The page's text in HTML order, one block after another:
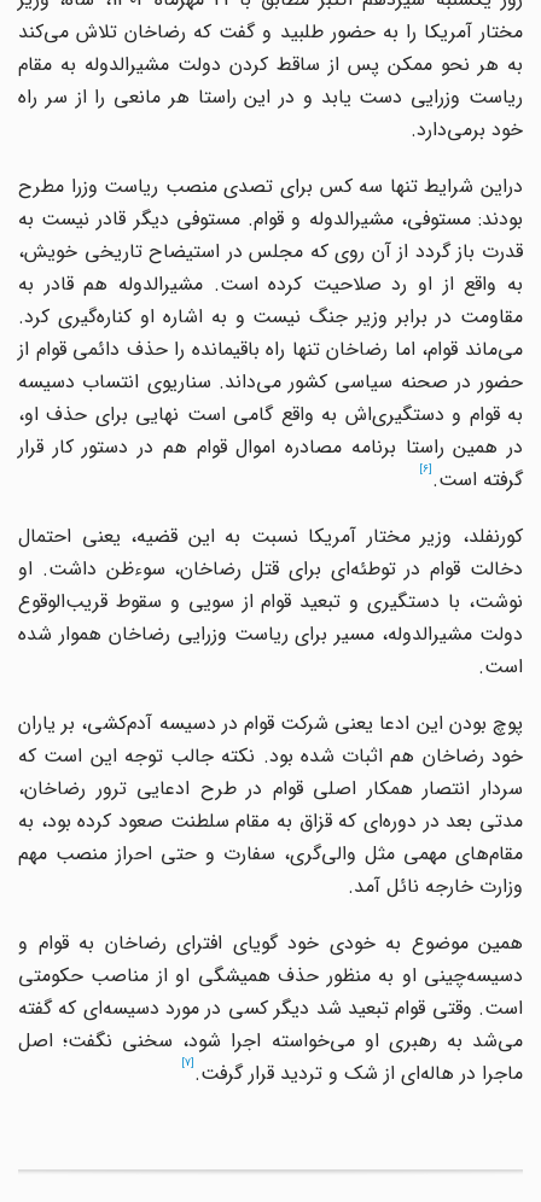
مختار آمریکا را به حضور طلبید و گفت که رضاخان تلاش می‌کند
به هر نحو ممکن پس از ساقط کردن دولت مشیرالدوله به مقام
ریاست وزرایی دست یابد و در ‌این راستا هر مانعی را از سر راه
خود برمی‌دارد.
در‌این شرایط تنها سه کس برای تصدی منصب ریاست وزرا مطرح
بودند: مستوفی، مشیرالدوله و قوام. مستوفی دیگر قادر نیست به
قدرت باز گردد از آن روی که مجلس در استیضاح تاریخی خویش،
به واقع از او رد صلاحیت کرده است. مشیرالدوله هم قادر به
مقاومت در برابر وزیر جنگ نیست و به اشاره او کناره‌گیری کرد.
می‌ماند قوام، اما رضاخان تنها راه باقیمانده را حذف دائمی قوام از
حضور در صحنه سیاسی کشور می‌داند. سناریوی انتساب دسیسه
به قوام و دستگیری‌اش به واقع گامی است نهایی برای حذف او،
در همین راستا برنامه مصادره اموال قوام هم در دستور کار قرار
گرفته است.
کورنفلد، وزیر مختار آمریکا نسبت به ‌این قضیه، یعنی احتمال
دخالت قوام در توطئه‌ای برای قتل رضاخان، سوءظن داشت. او
نوشت، با دستگیری و تبعید قوام از سویی و سقوط قریب‌الوقوع
دولت مشیرالدوله، مسیر برای ریاست وزرایی رضاخان هموار شده
است.
پوچ بودن ‌این ادعا یعنی شرکت قوام در دسیسه آدم‌کشی، بر یاران
خود رضاخان هم اثبات شده بود. نکته جالب توجه ‌این است که
سردار انتصار همکار اصلی قوام در طرح ادعایی ترور رضاخان،
مدتی بعد در دوره‌ای که قزاق به مقام سلطنت صعود کرده بود، به
مقام‌های مهمی مثل والی‌گری، سفارت و حتی احراز منصب مهم
وزارت خارجه نائل آمد.
همین موضوع به خودی خود گویای افترای رضاخان به قوام و
دسیسه‌چینی او به منظور حذف همیشگی او از مناصب حکومتی
است. وقتی قوام تبعید شد دیگر کسی در مورد دسیسه‌ای که گفته
می‌شد به رهبری او می‌خواسته اجرا شود، سخنی نگفت؛ اصل
ماجرا در‌‌ هاله‌ای از شک و تردید قرار گرفت.